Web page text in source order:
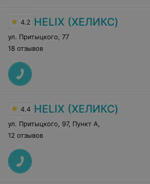
4.2 HELIX (ХЕЛИКС)
ул. Притыцкого 77
18 отзывов
4.4 HELIX (ХЕЛИКС)
ул. Притыцкого, 97, Пункт А,
12 отзывов